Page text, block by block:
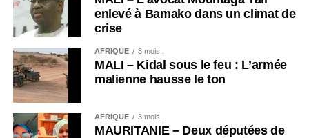
enlevé à Bamako dans un climat de
crise
AFRIQUE 3 mois .
MALI – Kidal sous le feu : L’armée
malienne hausse le ton
AFRIQUE 3 mois .
MAURITANIE – Deux députées de